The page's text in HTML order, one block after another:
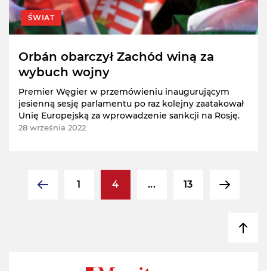
ŚWIAT
Orbán obarczył Zachód winą za
wybuch wojny
Premier Węgier w przemówieniu inaugurującym
jesienną sesję parlamentu po raz kolejny zaatakował
Unię Europejską za wprowadzenie sankcji na Rosję.
28 września 2022
1 4 ... 13